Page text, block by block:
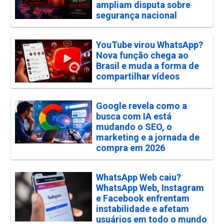
ampliam disputa sobre
segurança nacional
YouTube virou WhatsApp?
Nova função chega ao
Brasil e muda a forma de
compartilhar vídeos
Google revela como a
busca com IA está
mudando o SEO, o
marketing e a jornada de
compra em 2026
WhatsApp Web caiu?
WhatsApp Web, Instagram
e Facebook enfrentam
instabilidade e afetam
usuários em todo o mundo